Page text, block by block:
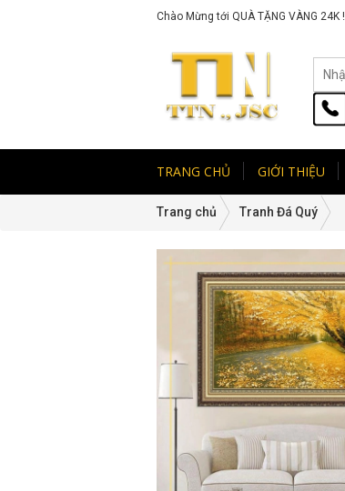
Chào Mừng tới QUÀ TẶNG VÀNG 24K !
TRANG CHỦ GIỚI THIỆU
Trang chủ Tranh Đá Quý